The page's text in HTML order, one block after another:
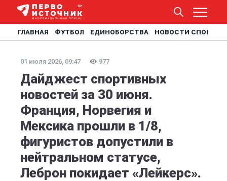
ГЛАВНАЯ ФУТБОЛ ЕДИНОБОРСТВА НОВОСТИ СПОРТА
01 июля 2026, 09:47 977
Дайджест спортивных
новостей за 30 июня.
Франция, Норвегия и
Мексика прошли в 1/8,
фигуристов допустили в
нейтральном статусе,
Леброн покидает «Лейкерс».